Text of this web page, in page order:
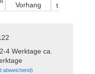
ca.
abweichend)